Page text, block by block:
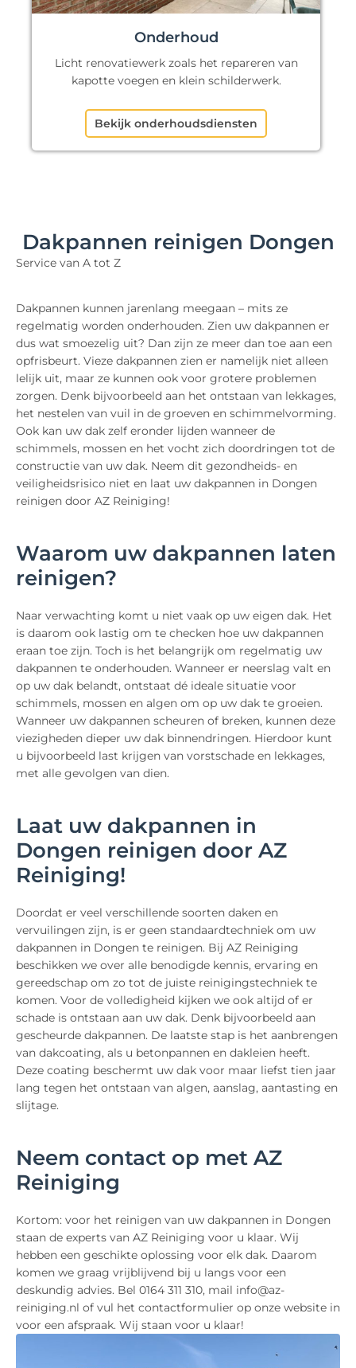
Onderhoud
Licht renovatiewerk zoals het repareren van
kapotte voegen en klein schilderwerk.
Bekijk onderhoudsdiensten
Dakpannen reinigen Dongen
Service van A tot Z
Dakpannen kunnen jarenlang meegaan – mits ze
regelmatig worden onderhouden. Zien uw dakpannen er
dus wat smoezelig uit? Dan zijn ze meer dan toe aan een
opfrisbeurt. Vieze dakpannen zien er namelijk niet alleen
lelijk uit, maar ze kunnen ook voor grotere problemen
zorgen. Denk bijvoorbeeld aan het ontstaan van lekkages,
het nestelen van vuil in de groeven en schimmelvorming.
Ook kan uw dak zelf eronder lijden wanneer de
schimmels, mossen en het vocht zich doordringen tot de
constructie van uw dak. Neem dit gezondheids- en
veiligheidsrisico niet en laat uw dakpannen in Dongen
reinigen door AZ Reiniging!
Waarom uw dakpannen laten
reinigen?
Naar verwachting komt u niet vaak op uw eigen dak. Het
is daarom ook lastig om te checken hoe uw dakpannen
eraan toe zijn. Toch is het belangrijk om regelmatig uw
dakpannen te onderhouden. Wanneer er neerslag valt en
op uw dak belandt, ontstaat dé ideale situatie voor
schimmels, mossen en algen om op uw dak te groeien.
Wanneer uw dakpannen scheuren of breken, kunnen deze
viezigheden dieper uw dak binnendringen. Hierdoor kunt
u bijvoorbeeld last krijgen van vorstschade en lekkages,
met alle gevolgen van dien.
Laat uw dakpannen in
Dongen reinigen door AZ
Reiniging!
Doordat er veel verschillende soorten daken en
vervuilingen zijn, is er geen standaardtechniek om uw
dakpannen in Dongen te reinigen. Bij AZ Reiniging
beschikken we over alle benodigde kennis, ervaring en
gereedschap om zo tot de juiste reinigingstechniek te
komen. Voor de volledigheid kijken we ook altijd of er
schade is ontstaan aan uw dak. Denk bijvoorbeeld aan
gescheurde dakpannen. De laatste stap is het aanbrengen
van dakcoating, als u betonpannen en dakleien heeft.
Deze coating beschermt uw dak voor maar liefst tien jaar
lang tegen het ontstaan van algen, aanslag, aantasting en
slijtage.
Neem contact op met AZ
Reiniging
Kortom: voor het reinigen van uw dakpannen in Dongen
staan de experts van AZ Reiniging voor u klaar. Wij
hebben een geschikte oplossing voor elk dak. Daarom
komen we graag vrijblijvend bij u langs voor een
deskundig advies. Bel 0164 311 310, mail info@az-
reiniging.nl of vul het contactformulier op onze website in
voor een afspraak. Wij staan voor u klaar!